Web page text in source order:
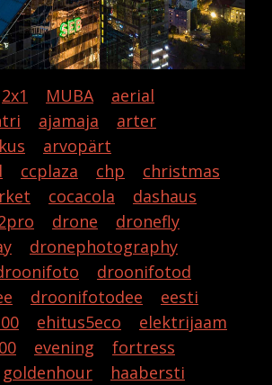
2x1 MUBA
aerial
ajamaja
arter
arvopärt
ccplaza chp
christmas
cocacola
dashaus
drone
dronefly
dronephotography
droonifotod
droonifotodee
eesti
ehitus5eco
elektrijaam
evening
fortress
goldenhour
haabersti